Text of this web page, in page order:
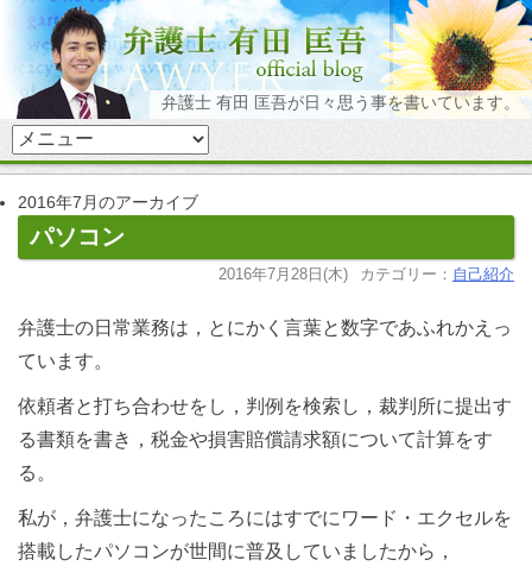
弁護士 有田 匡吾が日々思う事を書いています。
2016年7月のアーカイブ
パソコン
2016年7月28日(木) カテゴリー： 自己紹介
弁護士の日常業務は，とにかく言葉と数字であふれかえっ
ています。
依頼者と打ち合わせをし，判例を検索し，裁判所に提出す
る書類を書き，税金や損害賠償請求額について計算をす
る。
私が，弁護士になったころにはすでにワード・エクセルを
搭載したパソコンが世間に普及していましたから，